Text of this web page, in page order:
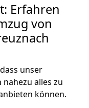
Erfahren
von
unser
alles zu
können.